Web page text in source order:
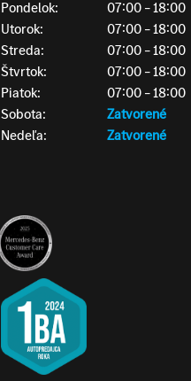
Pondelok:
07:00 – 18:00
Utorok:
07:00 – 18:00
Streda:
07:00 – 18:00
Štvrtok:
07:00 – 18:00
Piatok:
07:00 – 18:00
Sobota:
Zatvorené
Nedeľa:
Zatvorené